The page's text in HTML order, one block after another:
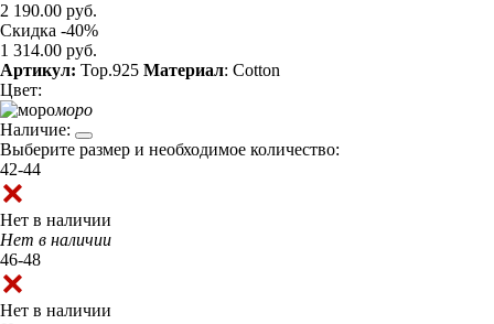
2 190.00 руб.
Скидка -40%
1 314.00 руб.
Артикул: Top.925 Материал: Cotton
Цвет:
моро
Наличие:
Выберите размер и необходимое количество:
42-44
Нет в наличии
Нет в наличии
46-48
Нет в наличии